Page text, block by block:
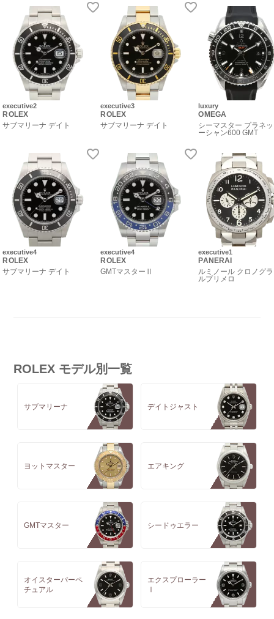
executive2
ROLEX
サブマリーナ デイト
executive4
ROLEX
サブマリーナ デイト
executive3
ROLEX
サブマリーナ デイト
executive4
ROLEX
GMTマスターⅡ
luxury
OMEGA
シーマスター プラネ
ーシャン600 GMT
executive1
PANERAI
ルミノール クロノグ
ルプリメロ
ROLEX モデル別一覧
サブマリーナ デイトジャスト
ヨットマスター エアキング
GMTマスター シードゥエラー
オイスターパーペ
チュアル
エクスプローラー
Ⅰ